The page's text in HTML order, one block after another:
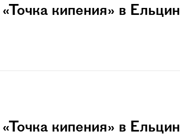
кипения» в Ельцин
кипения» в Ельцин